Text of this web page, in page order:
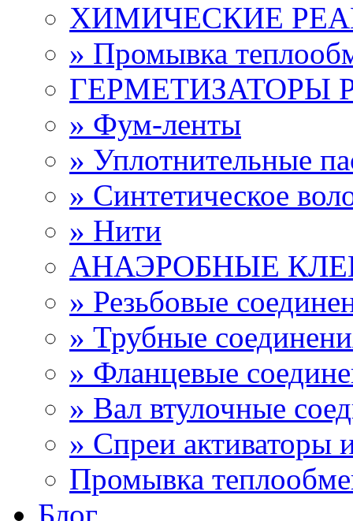
ХИМИЧЕСКИЕ
» Промывка
ГЕРМЕТИЗАТОРЫ
» Фум-ленты
» Уплотнительные
» Синтетическое
» Нити
АНАЭРОБНЫЕ
» Резьбовые
» Трубные
» Фланцевые
» Вал втулочные
» Спреи активаторы
Промывка